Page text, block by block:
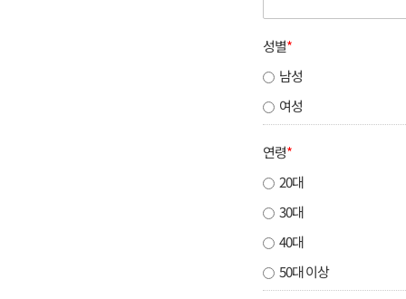
성별*
남성
여성
연령*
20대
30대
40대
50대 이상